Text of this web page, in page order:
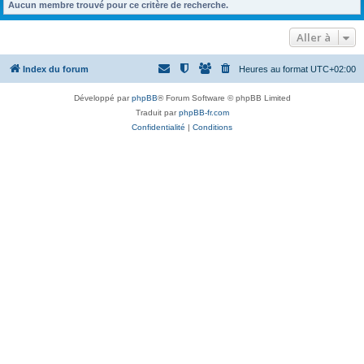
Aucun membre trouvé pour ce critère de recherche.
Aller à
Index du forum Heures au format UTC+02:00
Développé parphpBB® Forum Software © phpBB Limited
Traduit parphpBB-fr.com
Confidentialité | Conditions